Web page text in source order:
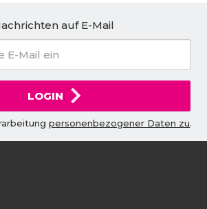
auf E-Mail
LOGIN
personenbezogener Daten zu.